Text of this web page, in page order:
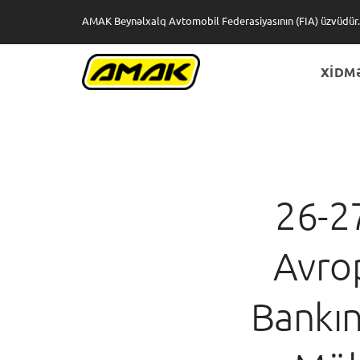
AMAK Beynəlxalq Avtomobil Federasiyasının (FIA) üzvüdür.
26-